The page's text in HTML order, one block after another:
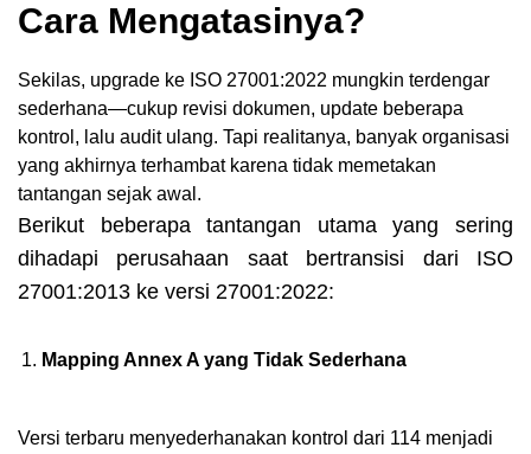
Cara Mengatasinya?
Sekilas, upgrade ke ISO 27001:2022 mungkin terdengar
sederhana—cukup revisi dokumen, update beberapa
kontrol, lalu audit ulang. Tapi realitanya, banyak organisasi
yang akhirnya terhambat karena tidak memetakan
tantangan sejak awal.
Berikut beberapa tantangan utama yang sering
dihadapi perusahaan saat bertransisi dari ISO
27001:2013 ke versi 27001:2022:
Mapping Annex A yang Tidak Sederhana
Versi terbaru menyederhanakan kontrol dari 114 menjadi